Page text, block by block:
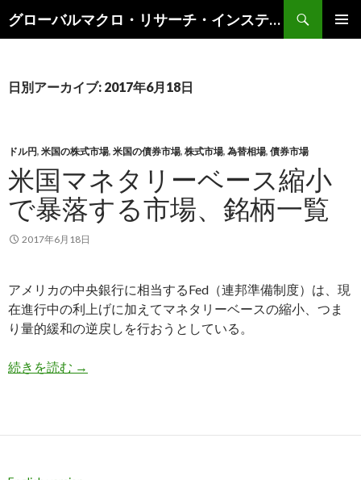
グローバルマクロ・リサーチ・インスティテュート
索
ン
キ
ッ
プ
日別アーカイブ: 2017年6月18日
ドル円, 米国の株式市場, 米国の債券市場, 株式市場, 為替相場, 債券市場
米国マネタリーベース縮小
で暴落する市場、銘柄一覧
2017年6月18日
アメリカの中央銀行に相当するFed（連邦準備制度）は、現
在進行中の利上げに加えてマネタリーベースの縮小、つま
り量的緩和の逆戻しを行おうとしている。
続きを読む 米国マネタリーベース縮小で暴落する市場、銘柄
→